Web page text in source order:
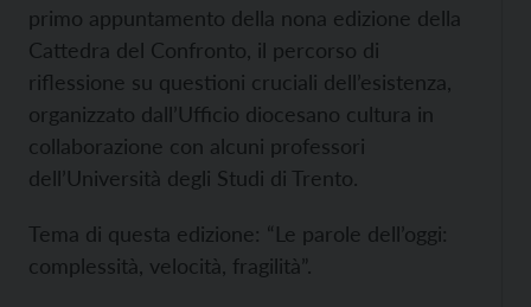
primo appuntamento della nona edizione della
Cattedra del Confronto, il percorso di
riflessione su questioni cruciali dell’esistenza,
organizzato dall’Ufficio diocesano cultura in
collaborazione con alcuni professori
dell’Università degli Studi di Trento.
Tema di questa edizione: “Le parole dell’oggi:
complessità, velocità, fragilità”.